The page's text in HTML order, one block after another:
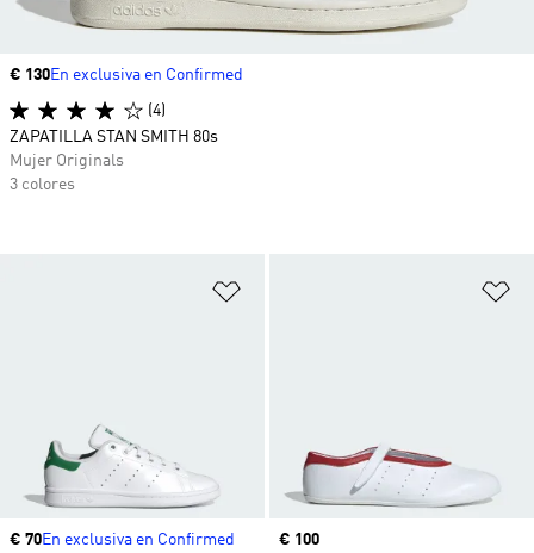
Precio
€ 70En exclusiva en Confirmed
Precio
€ 100
Precio
€ 130En exclusiva en Confirmed
(4)
ZAPATILLA STAN SMITH 80s
Mujer Originals
3 colores